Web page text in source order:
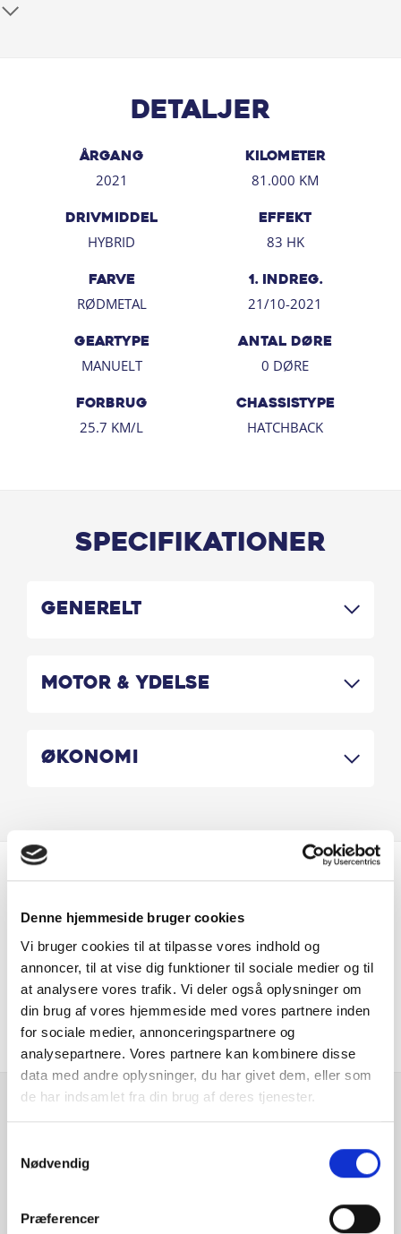
Denne hjemmeside bruger cookies
Vi bruger cookies til at tilpasse vores indhold og
annoncer, til at vise dig funktioner til sociale medier og til
at analysere vores trafik. Vi deler også oplysninger om
din brug af vores hjemmeside med vores partnere inden
for sociale medier, annonceringspartnere og
analysepartnere. Vores partnere kan kombinere disse
data med andre oplysninger, du har givet dem, eller som
de har indsamlet fra din brug af deres tjenester.
Nødvendig
Præferencer
Detaljer
ÅRGANG
2021
KILOMETER
81.000 KM
DRIVMIDDEL
HYBRID
EFFEKT
83 HK
FARVE
RØDMETAL
1. INDREG.
21/10-2021
GEARTYPE
MANUELT
ANTAL DØRE
0 DØRE
FORBRUG
25.7 KM/L
CHASSISTYPE
HATCHBACK
Specifikationer
Generelt
Motor & Ydelse
Økonomi
denne bil?
KONTAKT FORHANDLER
Se hvad vores